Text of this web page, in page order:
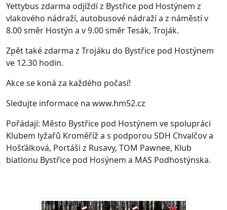
Yettybus zdarma odjíždí z Bystřice pod Hostýnem z
vlakového nádraží, autobusové nádraží a z náměstí v
8.00 směr Hostýn a v 9.00 směr Tesák, Troják.
Zpět také zdarma z Trojáku do Bystřice pod Hostýnem
ve 12.30 hodin.
Akce se koná za každého počasí!
Sledujte informace na www.hm52.cz
Pořádají: Město Bystřice pod Hostýnem ve spolupráci
Klubem lyžařů Kroměříž a s podporou SDH Chvalčov a
Hošťálková, Portáši z Rusavy, TOM Pawnee, Klub
biatlonu Bystřice pod Hosýnem a MAS Podhostýnska.